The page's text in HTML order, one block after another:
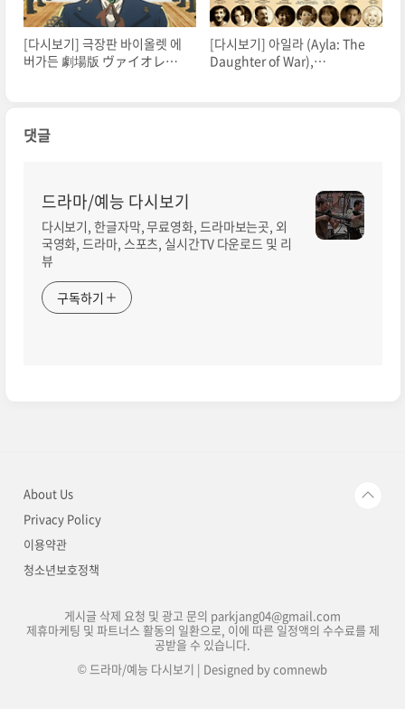
[다시보기] 극장판 바이올렛 에
버가든 劇場版 ヴァイオレッ
[다시보기] 아일라 (Ayla: The
Daughter of War),
댓글
드라마/예능 다시보기
다시보기, 한글자막, 무료영화, 드라마보는곳, 외
국영화, 드라마, 스포츠, 실시간TV 다운로드 및 리
뷰
구독하기
About Us
Privacy Policy
이용약관
청소년보호정책
게시글 삭제 요청 및 광고 문의 parkjang04@gmail.com
제휴마케팅 및 파트너스 활동의 일환으로, 이에 따른 일정액의 수수료를 제
공받을 수 있습니다.
© 드라마/예능 다시보기 | Designed bycomnewb